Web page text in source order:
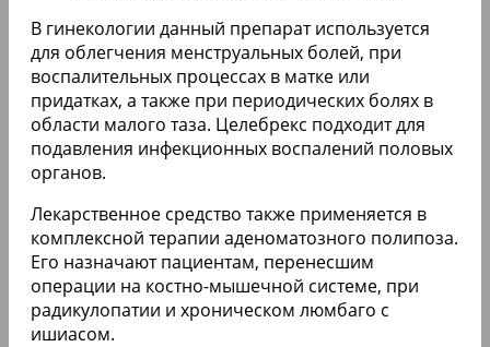
В гинекологии данный препарат используется
для облегчения менструальных болей, при
воспалительных процессах в матке или
придатках, а также при периодических болях в
области малого таза. Целебрекс подходит для
подавления инфекционных воспалений половых
органов.
Лекарственное средство также применяется в
комплексной терапии аденоматозного полипоза.
Его назначают пациентам, перенесшим
операции на костно-мышечной системе, при
радикулопатии и хроническом люмбаго с
ишиасом.